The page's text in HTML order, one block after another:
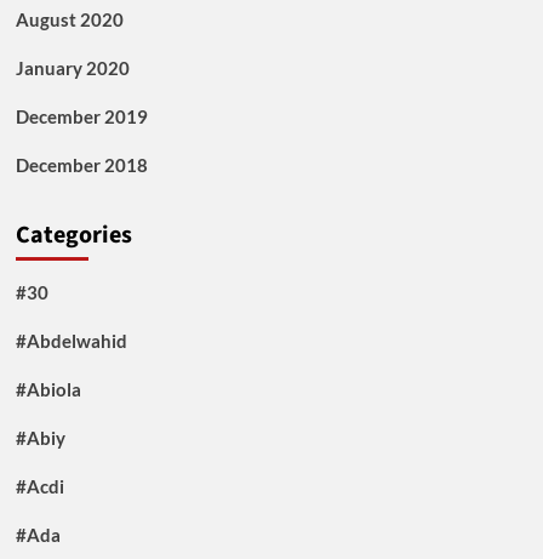
August 2020
January 2020
December 2019
December 2018
Categories
#30
#Abdelwahid
#Abiola
#Abiy
#Acdi
#Ada